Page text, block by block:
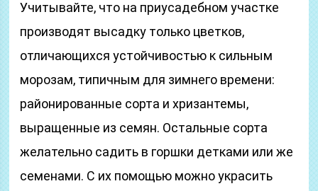
Учитывайте, что на приусадебном участке
производят высадку только цветков,
отличающихся устойчивостью к сильным
морозам, типичным для зимнего времени:
районированные сорта и хризантемы,
выращенные из семян. Остальные сорта
желательно садить в горшки детками или же
семенами. С их помощью можно украсить